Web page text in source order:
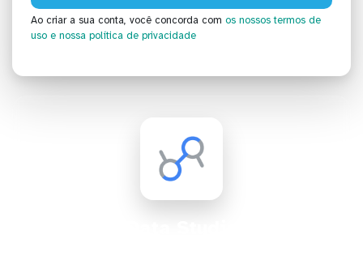
Ao criar a sua conta, você concorda com os nossos termos de
uso e nossa política de privacidade